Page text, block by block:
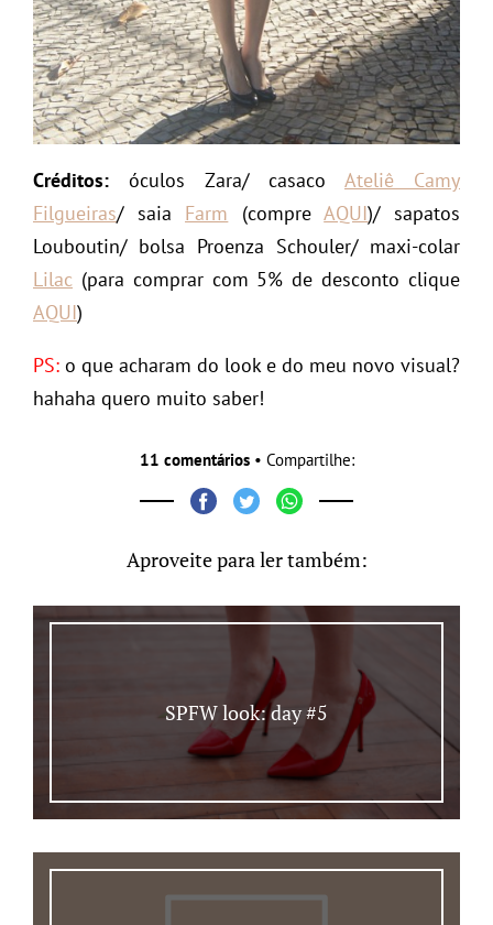
Créditos: óculos Zara/ casaco Ateliê Camy
Filgueiras/ saia Farm (compreAQUI)/ sapatos
Louboutin/ bolsa Proenza Schouler/ maxi-colar
Lilac (para comprar com 5% de desconto clique
AQUI)
PS: o que acharam do look e do meu novo visual?
hahaha quero muito saber!
11 comentários• Compartilhe:
Aproveite para ler também:
SPFW look: day #5